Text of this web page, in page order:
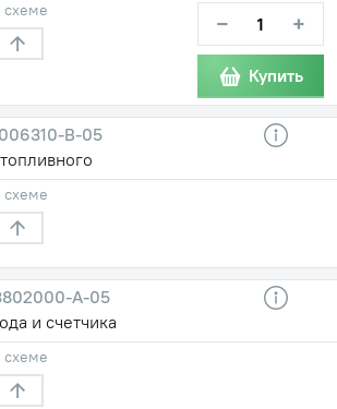
схеме − +
Купить
В-05
схеме
A-05
и счетчика
схеме